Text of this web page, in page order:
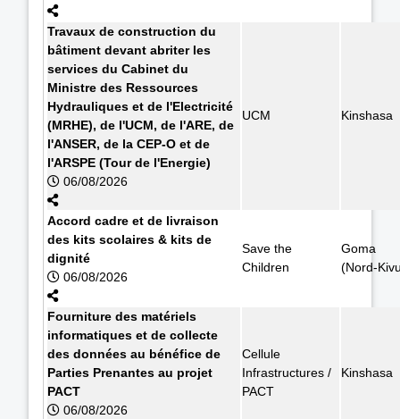
Travaux de construction du
bâtiment devant abriter les
services du Cabinet du
Ministre des Ressources
Hydrauliques et de l'Electricité
(MRHE), de l'UCM, de l'ARE, de
l'ANSER, de la CEP-O et de
l'ARSPE (Tour de l'Energie)
06/08/2026
UCM Kinshasa
Accord cadre et de livraison
des kits scolaires & kits de
dignité
06/08/2026
Save the
Children
Goma
(Nord-
Fourniture des matériels
informatiques et de collecte
des données au bénéfice de
Parties Prenantes au projet
PACT
06/08/2026
Cellule
Infrastructures /
PACT
Kinshasa